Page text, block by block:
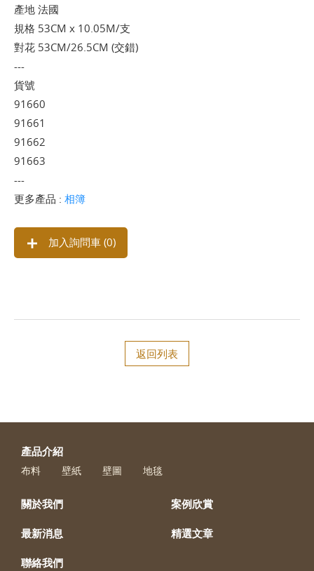
產地 法國
規格 53CM x 10.05M/支
對花 53CM/26.5CM (交錯)
---
貨號
91660
91661
91662
91663
---
更多產品 : 相簿
加入詢問車 (0)
返回列表
產品介紹
布料 壁紙 壁圖 地毯
關於我們 案例欣賞
最新消息 精選文章
聯絡我們